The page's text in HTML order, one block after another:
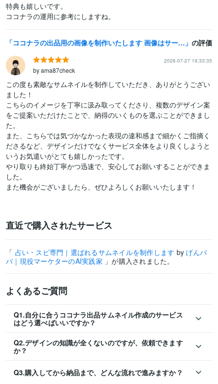
特典も嬉しいです。
ココナラの運用に参考にしますね。
ココナラの出品用の画像を制作いたします 画像はサービスの窓口。見やすくわかりやすくデザインします。 の評価
2026-07-27 19:33:35
by ama87check
この度も素敵なサムネイルを制作していただき、ありがとうござい
ました！
こちらのイメージを丁寧に汲み取ってくださり、複数のデザイン案
をご提案いただけたことで、納得のいくものを選ぶことができまし
た。
また、こちらでは気づかなかった表現の違和感まで細かくご指摘く
ださるなど、デザインだけでなくサービス全体をより良くしようと
いうお気遣いがとても嬉しかったです。
やり取りも終始丁寧かつ迅速で、安心してお願いすることができま
した。
また機会がございましたら、ぜひよろしくお願いいたします！
直近で購入されたサービス
「 占い・スピ専門｜選ばれるサムネイルを制作します by げんパ
パ｜現役マーケターのAI実践家 」が購入されました。
よくあるご質問
Q1.自分に合うココナラ出品サムネイル作成のサービス
はどう選べばいいですか？
Q2.デザインの知識が全くないのですが、依頼できます
か？
Q3.購入してから納品まで、どんな流れで進みますか？